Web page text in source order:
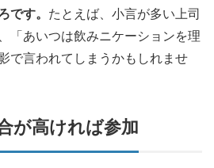
です。 たとえば、小言が多い上司
「あいつは飲みニケーションを理
で言われてしまうかもしれませ
が高ければ参加